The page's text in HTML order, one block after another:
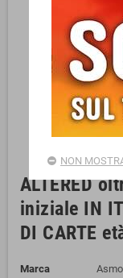
ALTERED
iniziale IN
DI CARTE
Marca
NON